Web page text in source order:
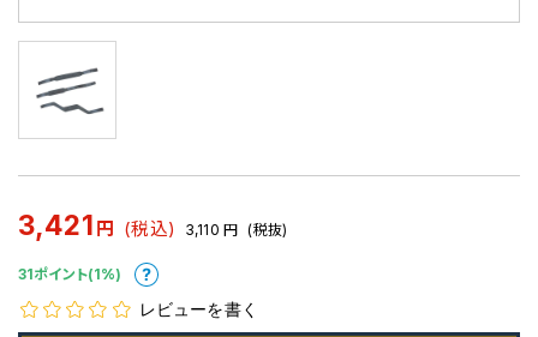
3,421 円 (税込) 3,110 円 (税抜)
31ポイント(1%)
レビューを書く